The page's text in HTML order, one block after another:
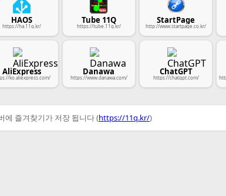
HAOS
https://ha.11q.kr/
Tube 11Q
https://tube.11q.kr/
StartPage
http://www.startpage.co.kr/
AliExpress
ko.aliexpress.com/
Danawa
https://www.danawa.com/
ChatGPT
https://chatgpt.com/
에 즐겨찾기가 저장 됩니다 (https://11q.kr/)